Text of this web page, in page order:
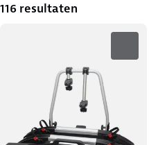
116 resultaten